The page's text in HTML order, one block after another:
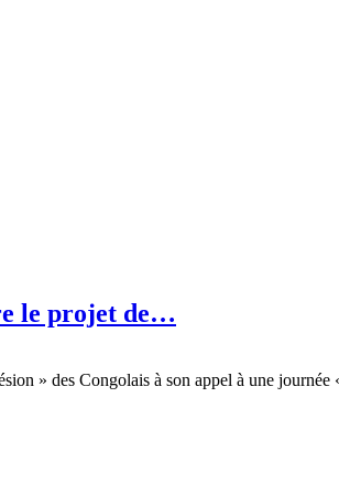
le projet de…
» des Congolais à son appel à une journée